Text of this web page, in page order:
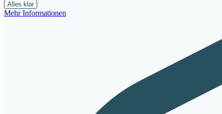
Alles klar
Mehr Informationen